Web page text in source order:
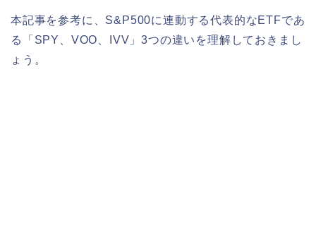
本記事を参考に、S&P500に連動する代表的なETFであ
る「SPY、VOO、IVV」3つの違いを理解しておきまし
ょう。